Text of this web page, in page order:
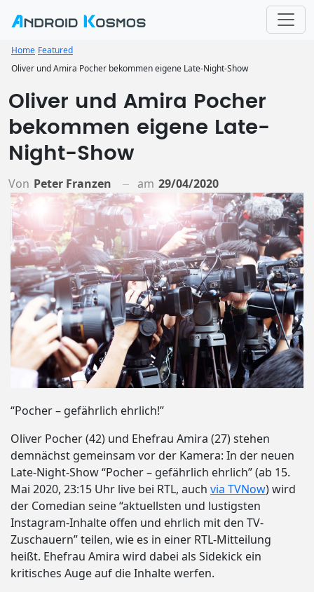
Home Featured
Oliver und Amira Pocher bekommen eigene Late-Night-Show
Oliver und Amira Pocher
bekommen eigene Late-
Night-Show
Von Peter Franzen am 29/04/2020
“Pocher – gefährlich ehrlich!”
Oliver Pocher (42) und Ehefrau Amira (27) stehen
demnächst gemeinsam vor der Kamera: In der neuen
Late-Night-Show “Pocher – gefährlich ehrlich” (ab 15.
Mai 2020, 23:15 Uhr live bei RTL, auch via TVNow) wird
der Comedian seine “aktuellsten und lustigsten
Instagram-Inhalte offen und ehrlich mit den TV-
Zuschauern” teilen, wie es in einer RTL-Mitteilung
heißt. Ehefrau Amira wird dabei als Sidekick ein
kritisches Auge auf die Inhalte werfen.